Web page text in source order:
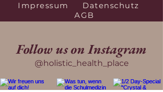
Impressum
Datenschutz
AGB
Follow us on Instagram
@holistic_health_place